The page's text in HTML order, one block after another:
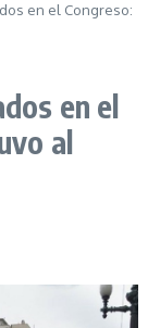
en el Congreso:
en el
al